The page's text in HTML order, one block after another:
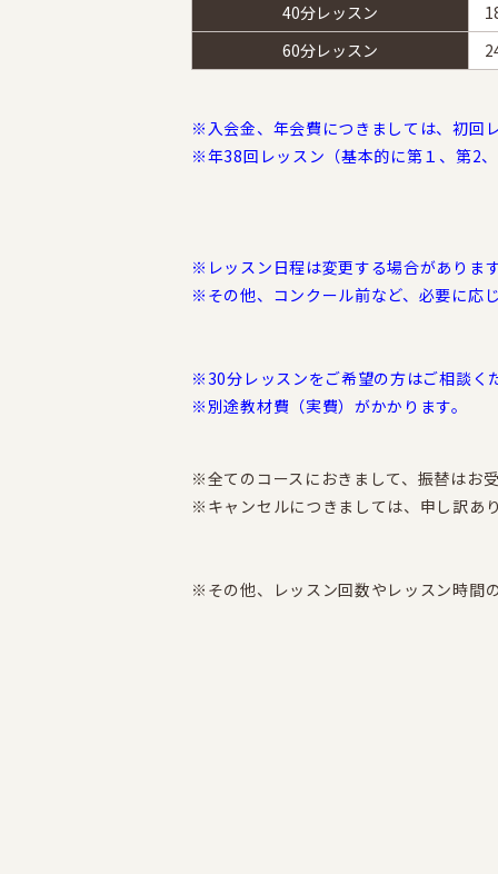
40分レッスン
60分レッスン
※入会金、年会費につきましては、初回
※年38回レッスン（基本的に第１、第2
※レッスン日程は変更する場合がありま
※その他、コンクール前など、必要に応
※30分レッスンをご希望の方はご相談く
※別途教材費（実費）がかかります。
※全てのコースにおきまして、振替はお
※キャンセルにつきましては、申し訳あ
※その他、レッスン回数やレッスン時間